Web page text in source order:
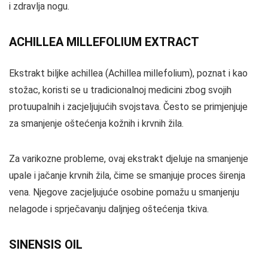
i zdravlja nogu.
ACHILLEA MILLEFOLIUM EXTRACT
Ekstrakt biljke achillea (Achillea millefolium), poznat i kao
stožac, koristi se u tradicionalnoj medicini zbog svojih
protuupalnih i zacjeljujućih svojstava. Često se primjenjuje
za smanjenje oštećenja kožnih i krvnih žila.
Za varikozne probleme, ovaj ekstrakt djeluje na smanjenje
upale i jačanje krvnih žila, čime se smanjuje proces širenja
vena. Njegove zacjeljujuće osobine pomažu u smanjenju
nelagode i sprječavanju daljnjeg oštećenja tkiva.
SINENSIS OIL